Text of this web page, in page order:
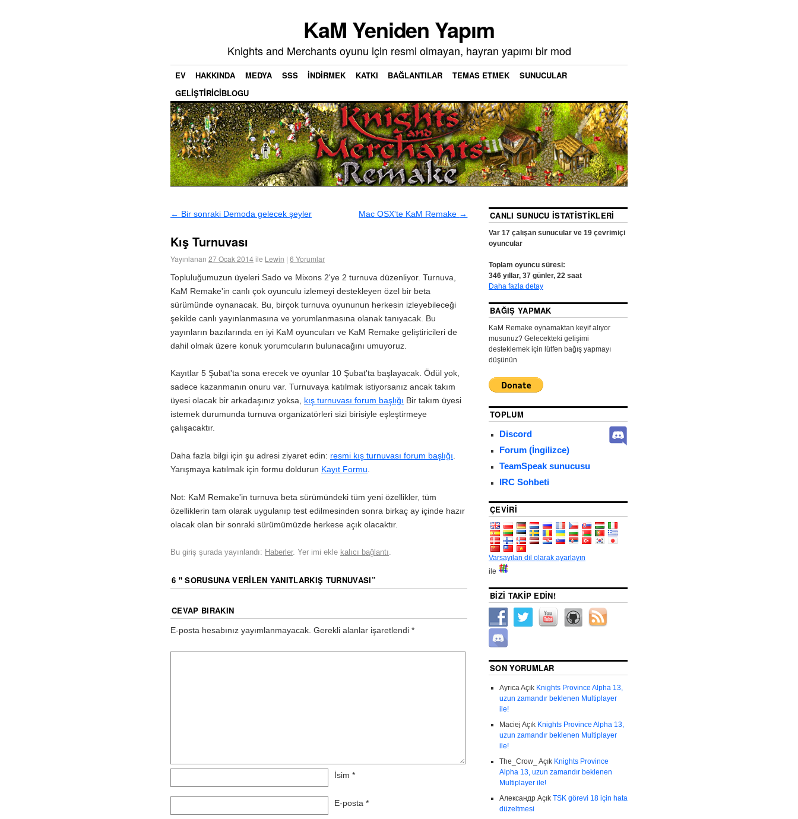
KaM Yeniden Yapım
Knights and Merchants oyunu için resmi olmayan, hayran yapımı bir mod
EV HAKKINDA MEDYA SSS İNDIRMEK KATKI BAĞLANTILAR TEMAS ETMEK
SUNUCULAR
GELIŞTIRICIBLOGU
← Bir sonraki Demoda gelecek şeyler Mac OSX'te KaM Remake →
Kış Turnuvası
Yayınlanan 27 Ocak 2014ile Lewin | 6 Yorumlar
Topluluğumuzun üyeleri Sado ve Mixons 2'ye 2 turnuva düzenliyor. Turnuva,
KaM Remake'in canlı çok oyunculu izlemeyi destekleyen özel bir beta
sürümünde oynanacak. Bu, birçok turnuva oyununun herkesin izleyebileceği
şekilde canlı yayınlanmasına ve yorumlanmasına olanak tanıyacak. Bu
yayınların bazılarında en iyi KaM oyuncuları ve KaM Remake geliştiricileri de
dahil olmak üzere konuk yorumcuların bulunacağını umuyoruz.
Kayıtlar 5 Şubat'ta sona erecek ve oyunlar 10 Şubat'ta başlayacak. Ödül yok,
sadece kazanmanın onuru var. Turnuvaya katılmak istiyorsanız ancak takım
üyesi olacak bir arkadaşınız yoksa, kış turnuvası forum başlığı Bir takım üyesi
istemek durumunda turnuva organizatörleri sizi birisiyle eşleştirmeye
çalışacaktır.
Daha fazla bilgi için şu adresi ziyaret edin: resmi kış turnuvası forum başlığı
Yarışmaya katılmak için formu doldurun Kayıt Formu
Not: KaM Remake'in turnuva beta sürümündeki tüm yeni özellikler, tüm
özelliklerin tam olarak uygulanıp test edilmesinden sonra birkaç ay içinde hazır
olacak olan bir sonraki sürümümüzde herkese açık olacaktır.
Bu giriş şurada yayınlandı: Haberler. Yer imi ekle kalıcı bağlantı
6 " SORUSUNA VERILEN YANITLARKIŞ TURNUVASI”
CEVAP BIRAKIN
E-posta hesabınız yayımlanmayacak. Gerekli alanlar işaretlendi *
İsim *
E-posta *
CANLI SUNUCU İSTATISTIKLERI
Var 17çalışan sunucular ve 19çevrimiçi
oyuncular
Toplam oyuncu süresi:
346yıllar, 37günler, 22 saat
Daha fazla detay
BAĞIŞ YAPMAK
KaM Remake oynamaktan keyif alıyor
musunuz? Gelecekteki gelişimi
desteklemek için lütfen bağış yapmayı
düşünün
TOPLUM
Discord
Forum (İngilizce)
TeamSpeak sunucusu
IRC Sohbeti
ÇEVIRI
Varsayılan dil olarak ayarlayın
ile
BIZI TAKIP EDIN!
SON YORUMLAR
AyrıcaAçık Knights Province Alpha 13,
uzun zamandır beklenen Multiplayer
ile!
Maciej Açık Knights Province Alpha 13,
uzun zamandır beklenen Multiplayer
ile!
The_Crow_
Açık Knights Province
Alpha 13, uzun zamandır beklenen
Multiplayer ile!
АлександрAçık TSK görevi 18 için hata
düzeltmesi